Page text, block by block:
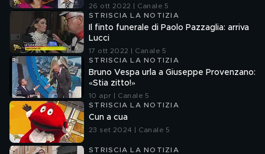
26 ott 2022 | Canale 5
STRISCIA LA NOTIZIA
Il finto funerale di Paolo Pazzaglia: arriva
Lucci
17 ott 2022 | Canale 5
STRISCIA LA NOTIZIA
Bruno Vespa urla a Giuseppe Provenzano:
«Stia zitto!»
10 apr | Canale 5
STRISCIA LA NOTIZIA
Cun a cua
23 set 2024 | Canale 5
STRISCIA LA NOTIZIA